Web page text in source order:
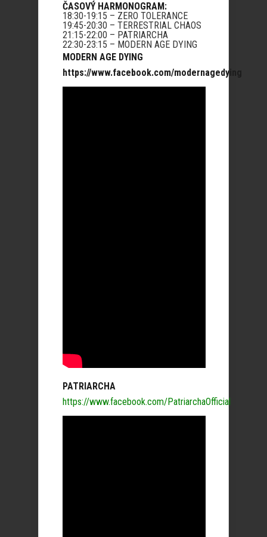
ČASOVÝ HARMONOGRAM:
18:30-19:15 – ZERO TOLERANCE
19:45-20:30 – TERRESTRIAL CHAOS
21:15-22:00 – PATRIARCHA
22:30-23:15 – MODERN AGE DYING
MODERN AGE DYING
https://www.facebook.com/modernagedying
PATRIARCHA
https://www.facebook.com/PatriarchaOfficial